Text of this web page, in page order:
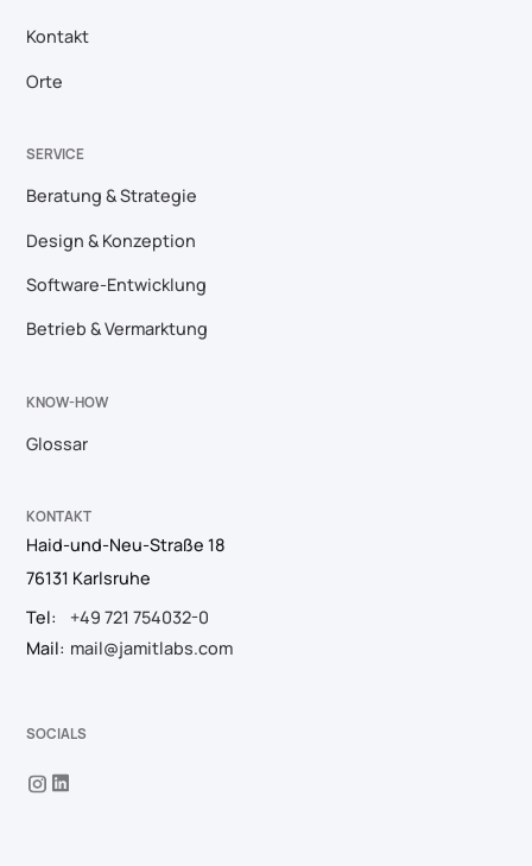
Kontakt
Orte
SERVICE
Beratung & Strategie
Design & Konzeption
Software-Entwicklung
Betrieb & Vermarktung
KNOW-HOW
Glossar
KONTAKT
Haid-und-Neu-Straße 18
76131 Karlsruhe
Tel:
+49 721 754032-0
Mail: mail@jamitlabs.com
SOCIALS